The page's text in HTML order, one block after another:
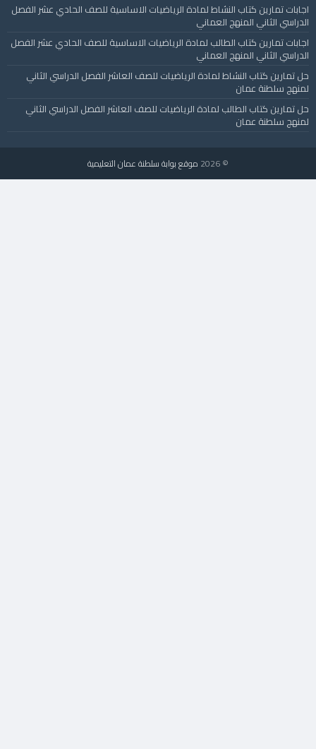
اجابات تمارين كتاب النشاط لمادة الرياضيات الاساسية للصف الحادي عشر الفصل
الدراسي الثاني المنهج العماني
اجابات تمارين كتاب الطالب لمادة الرياضيات الاساسية للصف الحادي عشر الفصل
الدراسي الثاني المنهج العماني
حل تمارين كتاب النشاط لمادة الرياضيات للصف العاشر الفصل الدراسي الثاني
لمنهج سلطنة عمان
حل تمارين كتاب الطالب لمادة الرياضيات للصف العاشر الفصل الدراسي الثاني
لمنهج سلطنة عمان
© 2026 موقع بوابة سلطنة عمان التعليمية